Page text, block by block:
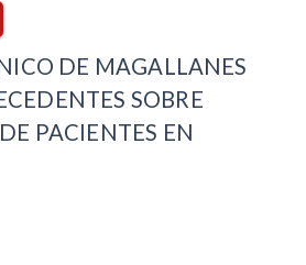
DE MAGALLANES
SOBRE
PACIENTES EN